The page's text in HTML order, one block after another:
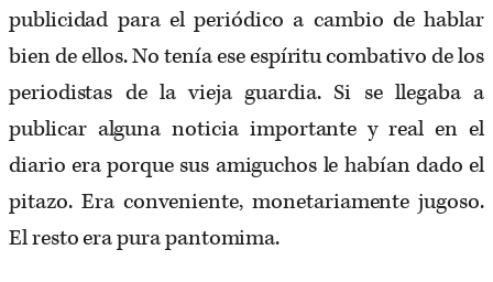
publicidad para el periódico a cambio de hablar
bien de ellos. No tenía ese espíritu combativo de los
periodistas de la vieja guardia. Si se llegaba a
publicar alguna noticia importante y real en el
diario era porque sus amiguchos le habían dado el
pitazo. Era conveniente, monetariamente jugoso.
El resto era pura pantomima.